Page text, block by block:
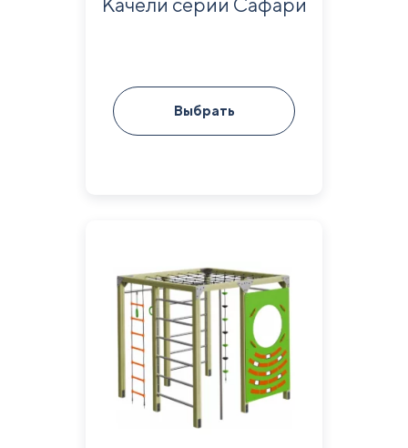
Выбрать